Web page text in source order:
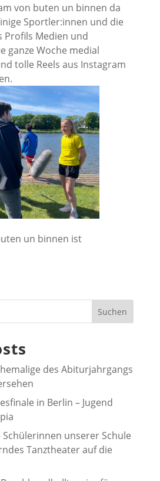
von buten un binnen da
Sportler:innen und die
Profils Medien und
ganze Woche medial
tolle Reels aus Instagram
un binnen ist
Suchen
des Abiturjahrgangs
in Berlin – Jugend
Schülerinnen unserer Schule
Tanztheater auf die